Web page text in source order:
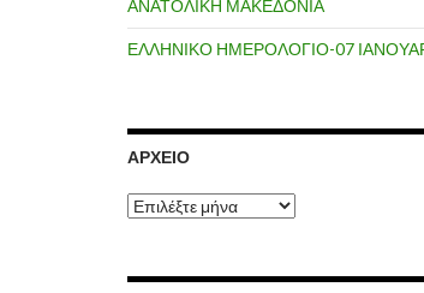
ΑΝΑΤΟΛΙΚΗ ΜΑΚΕΔΟΝΙΑ
ΕΛΛΗΝΙΚΟ ΗΜΕΡΟΛΟΓΙΟ-07
ΑΡΧΕΊΟ
Α
ρ